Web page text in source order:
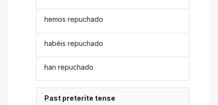
hemos repuchado
habéis repuchado
han repuchado
Past preterite tense